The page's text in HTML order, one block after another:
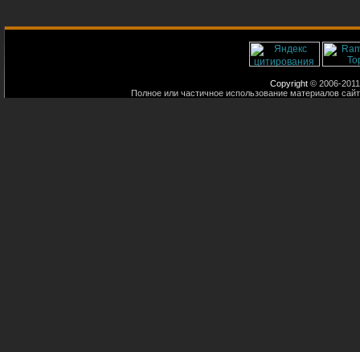
Copyright © 2006-
Полное или частичное использование материалов